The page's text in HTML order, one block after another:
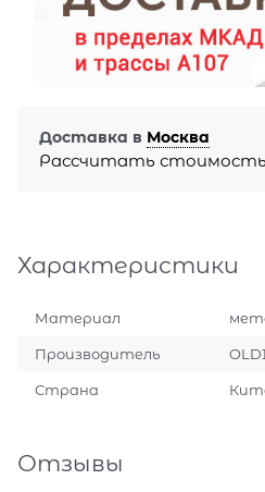
Доставка в Москва
Рассчитать
Характеристики
Материал
Производитель
Страна
Отзывы